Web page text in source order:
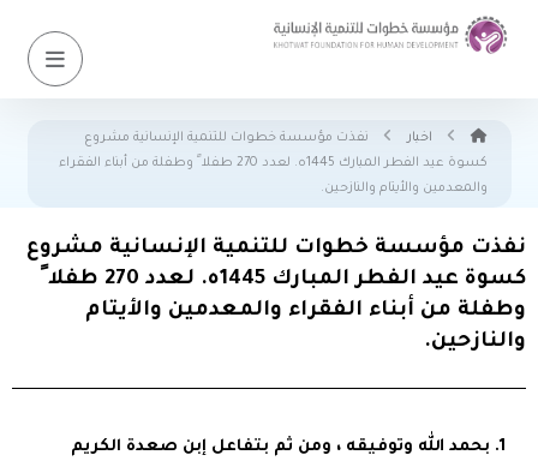
اخبار
نفذت مؤسسة خطوات للتنمية الإنسانية مشروع
كسوة عيد الفطر المبارك 1445ه. لعدد 270 طفلا ً وطفلة من أبناء الفقراء
والمعدمين والأيتام والنازحين.
نفذت مؤسسة خطوات للتنمية الإنسانية مشروع
كسوة عيد الفطر المبارك 1445ه. لعدد 270 طفلا ً
وطفلة من أبناء الفقراء والمعدمين والأيتام
والنازحين.
بحمد الله وتوفيقه ، ومن ثم بتفاعل إبن صعدة الكريم